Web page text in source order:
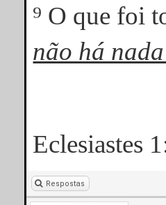
⁹ O que foi
não há
Eclesiastes
Respostas